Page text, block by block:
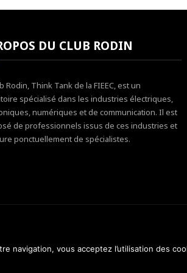
DU CLUB RODIN
Rodin, Think Tank de la FIEEC, est un
spécialisé dans les industries électriques,
numériques et de communication. Il est
de professionnels issus de ces industries et
ponctuellement de spécialistes.
- FIEEC © 2014-2018. Tous droits réservés.
navigation, vous acceptez l’utilisation des